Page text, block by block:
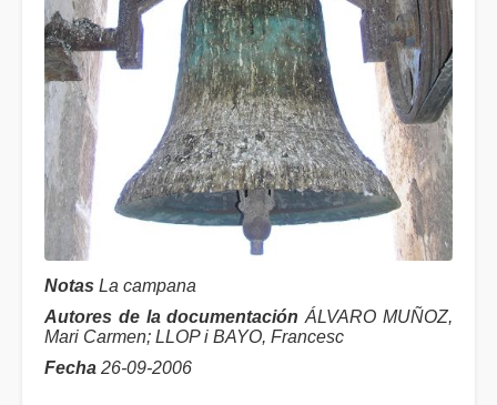
Notas La campana
Autores de la documentación ÁLVARO MUÑOZ,
Mari Carmen; LLOP i BAYO, Francesc
Fecha 26-09-2006